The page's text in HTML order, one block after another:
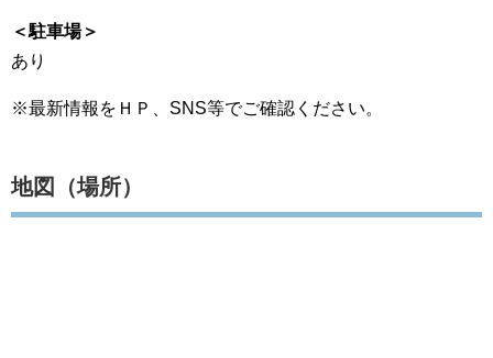
＜駐車場＞
あり
※最新情報をＨＰ、SNS等でご確認ください。
地図（場所）